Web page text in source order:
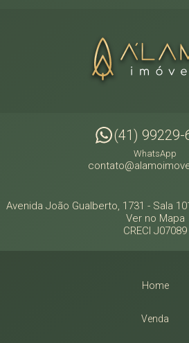
(41) 99229-
WhatsApp
Avenida João Gualberto, 1731 - Sala
Ver no Mapa
CRECI J07089
Home
Venda